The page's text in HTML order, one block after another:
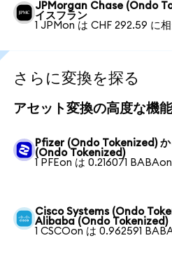
JPMorgan Chase (Ondo
イスフラン
1 JPMon は CHF 292.59 に相
さらに変換を探る
アセット変換の高度な機能
Pfizer (Ondo Tokenized)
(Ondo Tokenized)
1 PFEon は 0.216071
Cisco Systems (Ondo
Alibaba (Ondo Tokenized)
1 CSCOon は 0.962591